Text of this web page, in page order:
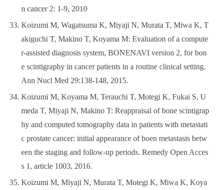
n cancer 2: 1-9, 2010
Koizumi M, Wagatsuma K, Miyaji N, Murata T, Miwa K, T
akiguchi T, Makino T, Koyama M: Evaluation of a compute
r-assisted diagnosis system, BONENAVI version 2, for bon
e scintigraphy in cancer patients in a routine clinical setting.
Ann Nucl Med 29:138-148, 2015.
Koizumi M, Koyama M, Terauchi T, Motegi K, Fukai S, U
meda T, Miyaji N, Makino T: Reappraisal of bone scintigrap
hy and computed tomography data in patients with metastati
c prostate cancer: initial appearance of boen metastasis betw
een the staging and follow-up periods. Remedy Open Acces
s 1, article 1003, 2016.
Koizumi M, Miyaji N, Murata T, Motegi K, Miwa K, Koya